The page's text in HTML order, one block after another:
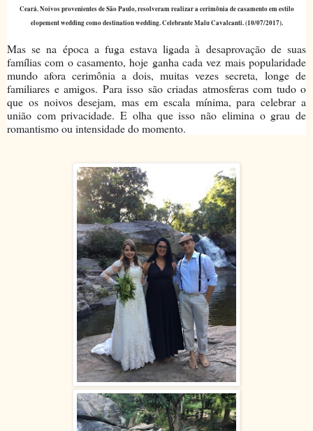
Ceará. Noivos provenientes de São Paulo, resolveram realizar a cerimônia de casamento em estilo
elopement wedding como destination wedding. Celebrante Malu Cavalcanti. (10/07/2017).
Mas se na época a fuga estava ligada à desaprovação de suas
famílias com o casamento, hoje ganha cada vez mais popularidade
mundo afora cerimônia a dois, muitas vezes secreta, longe de
familiares e amigos. Para isso são criadas atmosferas com tudo o
que os noivos desejam, mas em escala mínima, para celebrar a
união com privacidade. E olha que isso não elimina o grau de
romantismo ou intensidade do momento.